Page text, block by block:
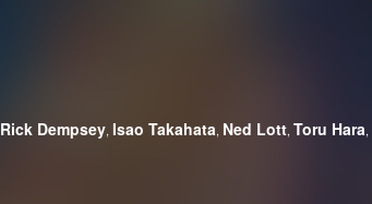
Rick Dempsey, Isao Takahata, Ned Lott, Toru Hara,